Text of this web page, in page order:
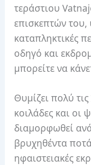
τεράστιου
επισκεπτών
καταπληκτικές
οδηγό και
μπορείτε να
Θυμίζει πολύ
κοιλάδες και οι
διαμορφωθεί
βρυχηθέντα
ηφαιστειακές